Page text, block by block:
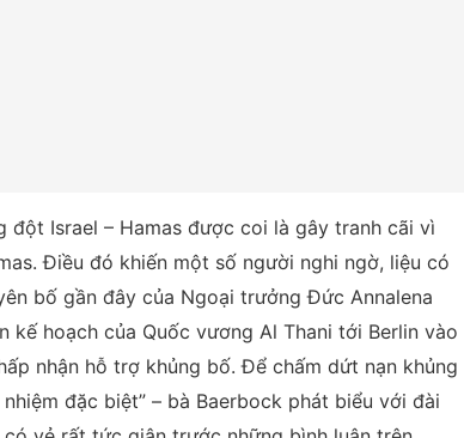
Israel – Hamas được coi là gây tranh cãi vì
Điều đó khiến một số người nghi ngờ, liệu có
bố gần đây của Ngoại trưởng Đức Annalena
hoạch của Quốc vương Al Thani tới Berlin vào
nhận hỗ trợ khủng bố. Để chấm dứt nạn khủng
đặc biệt” – bà Baerbock phát biểu với đài